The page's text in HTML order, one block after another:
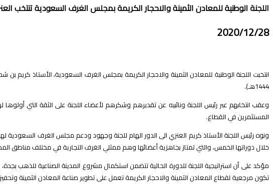
اللجنة الوطنية للمعادن الثمينة والاحجار الكريمة بمجلس الغرف السعودية تنتخب
2020/12/28
1444هـ).
وعقب انتخابهم عبر رئيس اللجنة ونائبيه عن تقديرهم وشكرهم لأعضاء اللجنة على الثقة التي
المستثمرين في القطاع.
ونوه رئيس اللجنة الأستاذ كريم العنزي الى الدور الهام للجنة وجهود ودعم مجلس الغرف السعودية
خلال دوراتها الخمس، والتي تمتاز بجاهزية أعضائها وهم ممثلي الغرف التجارية في مختلف مناطق
مؤكد على أن استراتيجية اللجنة للدورة الحالية تتضمن استكمال مشروع المدينة الصناعية للذهب
تكون مرجعية لقطاع المعادن الثمينة والاحجار الكريمة تعمل على تطوير صناعة المعادن الثمينة